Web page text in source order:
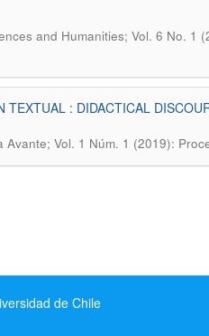
and Humanities; Vol. 6 No. 1
TEXTUAL : DIDACTICAL
Avante; Vol. 1 Núm. 1 (2019):
de Chile